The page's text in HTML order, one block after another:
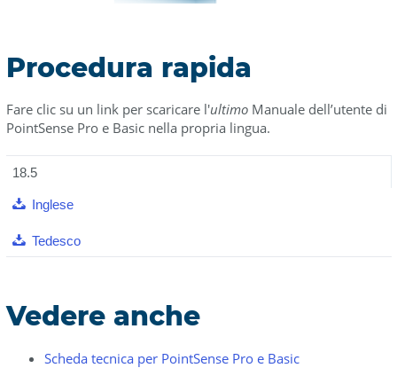
Procedura rapida
Fare clic su un link per scaricare l'ultimoManuale dell’utente di
PointSense Pro e Basic nella propria lingua.
18.5
Inglese
Tedesco
Vedere anche
Scheda tecnica per PointSense Pro e Basic